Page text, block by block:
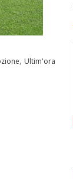
, Ultim'ora